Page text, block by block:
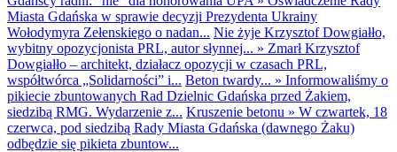
Miasta Gdańska w sprawie decyzji Prezydenta Ukrainy
Wołodymyra Zełenskiego o nadan... Nie żyje Krzysztof Dowgiałło,
wybitny opozycjonista PRL, autor słynnej... » Zmarł Krzysztof
Dowgiałło – architekt, działacz opozycji w czasach PRL,
współtwórca „Solidarności” i... Beton twardy... » Informowaliśmy o
pikiecie zbuntowanych Rad Dzielnic Gdańska przed Żakiem,
siedzibą RMG. Wydarzenie z... Kruszenie betonu » W czwartek, 18
czerwca, pod siedzibą Rady Miasta Gdańska (dawnego Żaku)
odbędzie się pikieta zbuntow...